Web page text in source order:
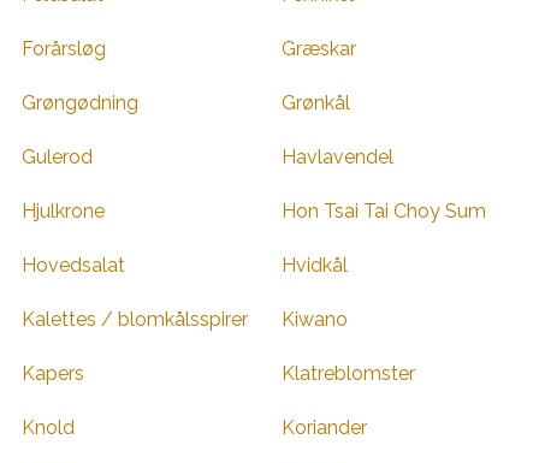
Forårsløg Græskar
Grøngødning Grønkål
Gulerod Havlavendel
Hjulkrone Hon Tsai Tai Choy Sum
Hovedsalat Hvidkål
Kalettes / blomkålsspirer Kiwano
Kapers Klatreblomster
Knold Koriander